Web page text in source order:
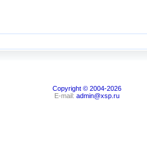
Copyright © 2004-2026
E-mail: admin@xsp.ru